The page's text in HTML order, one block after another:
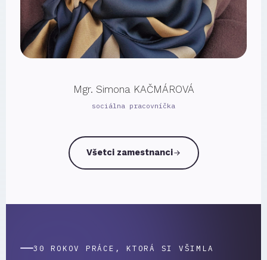
Mgr. Simona KAČMÁROVÁ
sociálna pracovníčka
Všetci zamestnanci
30 ROKOV PRÁCE, KTORÁ SI VŠIMLA